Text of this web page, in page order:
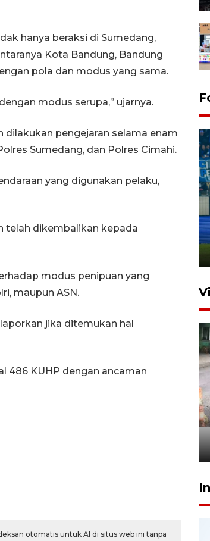
hanya beraksi di Sumedang,
Kota Bandung, Bandung
pola dan modus yang sama.
modus serupa,” ujarnya.
dilakukan pengejaran selama enam
Sumedang, dan Polres Cimahi.
yang digunakan pelaku,
telah dikembalikan kepada
modus penipuan yang
maupun ASN.
jika ditemukan hal
486 KUHP dengan ancaman
otomatis untuk AI di situs web ini tanpa
dan manajerial SPPI di
Balikpapan